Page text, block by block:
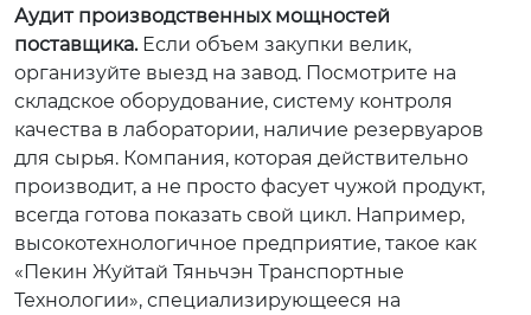
Аудит производственных мощностей
поставщика.Если объем закупки велик,
организуйте выезд на завод. Посмотрите на
складское оборудование, систему контроля
качества в лаборатории, наличие резервуаров
для сырья. Компания, которая действительно
производит, а не просто фасует чужой продукт,
всегда готова показать свой цикл. Например,
высокотехнологичное предприятие, такое как
«Пекин Жуйтай Тяньчэн Транспортные
Технологии», специализирующееся на